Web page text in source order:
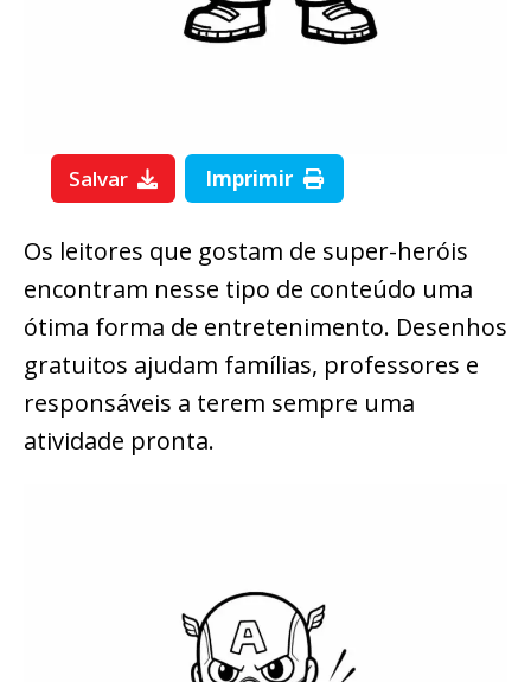
Salvar Imprimir
Os leitores que gostam de super-heróis
encontram nesse tipo de conteúdo uma
ótima forma de entretenimento. Desenhos
gratuitos ajudam famílias, professores e
responsáveis a terem sempre uma
atividade pronta.